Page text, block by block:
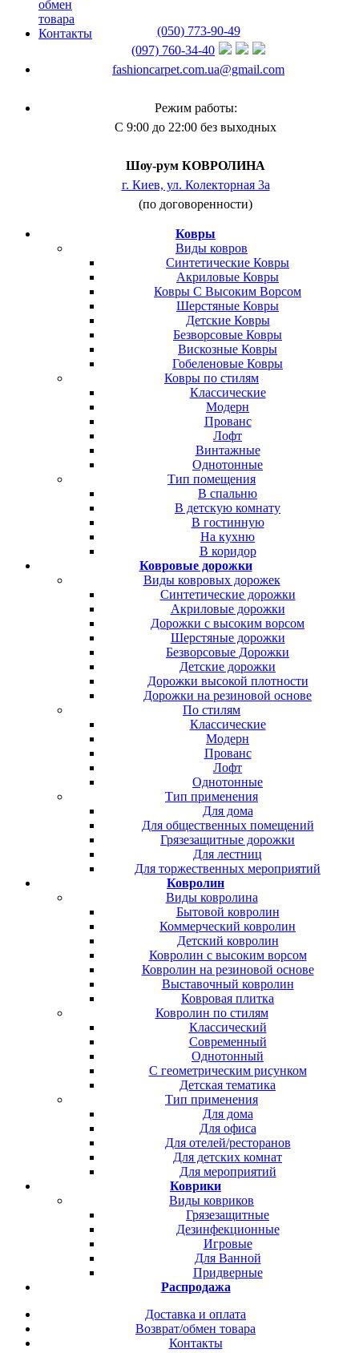
обмен
товара
Контакты
(050) 773-90-49
(097) 760-34-40
fashioncarpet.com.ua@gmail.com
Режим работы:
С 9:00 до 22:00 без выходных
Шоу-рум КОВРОЛИНА
г. Киев, ул. Колекторная 3а
(по договоренности)
Ковры
Виды ковров
Синтетические Ковры
Акриловые Ковры
Ковры С Высоким Ворсом
Шерстяные Ковры
Детские Ковры
Безворсовые Ковры
Вискозные Ковры
Гобеленовые Ковры
Ковры по стилям
Классические
Модерн
Прованс
Лофт
Винтажные
Однотонные
Тип помещения
В спальню
В детскую комнату
В гостинную
На кухню
В коридор
Ковровые дорожки
Виды ковровых дорожек
Синтетические дорожки
Акриловые дорожки
Дорожки с высоким ворсом
Шерстяные дорожки
Безворсовые Дорожки
Детские дорожки
Дорожки высокой плотности
Дорожки на резиновой основе
По стилям
Классические
Модерн
Прованс
Лофт
Однотонные
Тип применения
Для дома
Для общественных помещений
Грязезащитные дорожки
Для лестниц
Для торжественных мероприятий
Ковролин
Виды ковролина
Бытовой ковролин
Коммерческий ковролин
Детский ковролин
Ковролин с высоким ворсом
Ковролин на резиновой основе
Выставочный ковролин
Ковровая плитка
Ковролин по стилям
Классический
Современный
Однотонный
С геометрическим рисунком
Детская тематика
Тип применения
Для дома
Для офиса
Для отелей/ресторанов
Для детских комнат
Для мероприятий
Коврики
Виды ковриков
Грязезащитные
Дезинфекционные
Игровые
Для Ванной
Придверные
Распродажа
Доставка и оплата
Возврат/обмен товара
Контакты